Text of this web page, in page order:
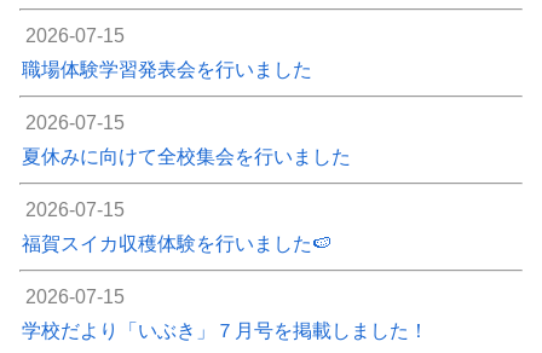
2026-07-15
職場体験学習発表会を行いました
2026-07-15
夏休みに向けて全校集会を行いました
2026-07-15
福賀スイカ収穫体験を行いました🍉
2026-07-15
学校だより「いぶき」７月号を掲載しました！